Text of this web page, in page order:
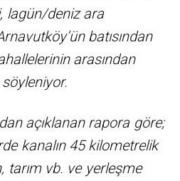
lagün/deniz ara
batısından
arasından
söyleniyor.
açıklanan rapora göre;
kanalın 45 kilometrelik
tarım vb. ve yerleşme